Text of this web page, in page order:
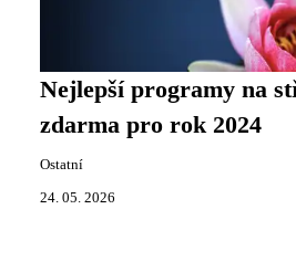
Nejlepší programy na
zdarma pro rok 2024
Ostatní
24. 05. 2026